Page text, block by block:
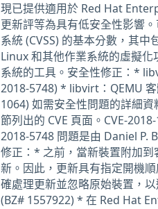
現已提供適用於 Red Hat
更新評等為具有低安全性影響
系統 (CVSS) 的基本分數，其
Linux 和其他作業系統的虛擬
系統的工具。安全性修正：*
2018-5748) * libvirt：QEMU 客
1064) 如需安全性問題的詳細
節列出的 CVE 頁面。CVE-
2018-5748 問題是由 Daniel P.
修正：* 之前，當新裝置附加
新。因此，更新具有指定開機
確處理更新並忽略原始裝置，
(BZ# 1557922) * 在 Red Hat